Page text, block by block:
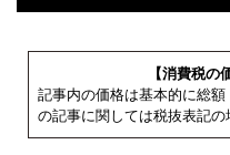
【消費税の
記事内の価格は基本的に総
の記事に関しては税抜表記の